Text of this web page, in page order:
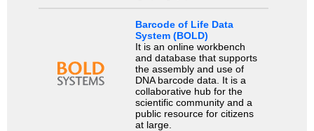
Barcode of Life Data
System (BOLD)
It is an online workbench
and database that supports
the assembly and use of
DNA barcode data. It is a
collaborative hub for the
scientific community and a
public resource for citizens
at large.